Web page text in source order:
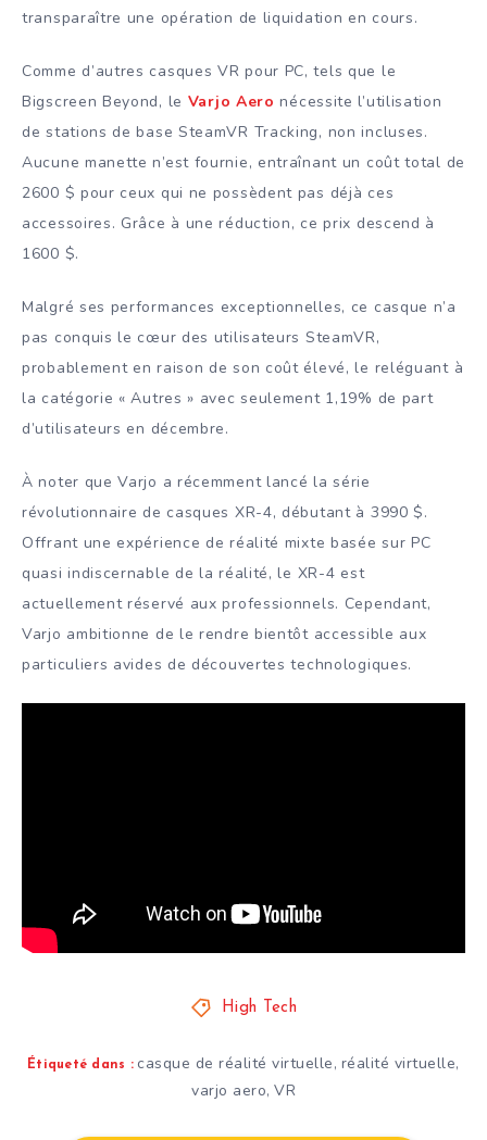
transparaître une opération de liquidation en cours.
Comme d’autres casques VR pour PC, tels que le
Bigscreen Beyond, le Varjo Aero nécessite l’utilisation
de stations de base SteamVR Tracking, non incluses.
Aucune manette n’est fournie, entraînant un coût total de
2600 $ pour ceux qui ne possèdent pas déjà ces
accessoires. Grâce à une réduction, ce prix descend à
1600 $.
Malgré ses performances exceptionnelles, ce casque n’a
pas conquis le cœur des utilisateurs SteamVR,
probablement en raison de son coût élevé, le reléguant à
la catégorie « Autres » avec seulement 1,19% de part
d’utilisateurs en décembre.
À noter que Varjo a récemment lancé la série
révolutionnaire de casques XR-4, débutant à 3990 $.
Offrant une expérience de réalité mixte basée sur PC
quasi indiscernable de la réalité, le XR-4 est
actuellement réservé aux professionnels. Cependant,
Varjo ambitionne de le rendre bientôt accessible aux
particuliers avides de découvertes technologiques.
High Tech
Étiqueté dans : casque de réalité virtuelle, réalité virtuelle,
varjo aero, VR